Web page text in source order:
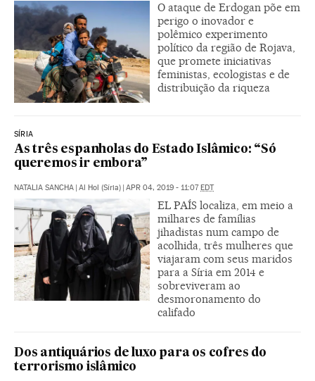
O ataque de Erdogan põe em
perigo o inovador e
polêmico experimento
político da região de Rojava,
que promete iniciativas
feministas, ecologistas e de
distribuição da riqueza
SÍRIA
As três espanholas do Estado Islâmico: “Só
queremos ir embora”
NATALIA SANCHA | Al Hol (Síria) | APR 04, 2019 - 11:07EDT
EL PAÍS localiza, em meio a
milhares de famílias
jihadistas num campo de
acolhida, três mulheres que
viajaram com seus maridos
para a Síria em 2014 e
sobreviveram ao
desmoronamento do
califado
Dos antiquários de luxo para os cofres do
terrorismo islâmico